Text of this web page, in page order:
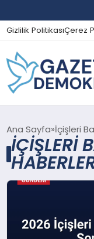
Gizlilik PolitikasıÇerez
GÜNDEM
EKONOMI
Ana Sayfa İçişleri
İÇIŞLERI